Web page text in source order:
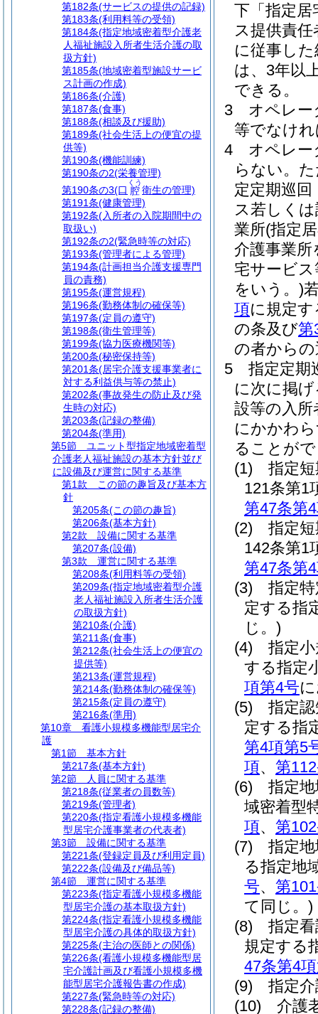
下「指定
ス提供責
に従事し
は、3年以
できる。
3
オペレー
等でなけ
4
オペレー
らない。
定定期巡
ス若しく
業所(指定
介護事業
宅サービス
をいう。)
項に規定
の条及び第
の者から
5
指定定期
に次に掲
設等の入
にかかわ
ることが
(1)
指定
121条第1
第47条第
(2)
指定
142条第1
第47条第
(3)
指定
定する指
じ。)
(4)
指定
する指定
項第4号
(5)
指定
定する指
第4項第5
項、 第
(6)
指定
域密着型
項、 第
(7)
指定
る指定地
号、 第
て同じ。)
(8)
指定
規定する
47条第4
(9)
指定
(10)
介護
第182条(サービスの提供の記録)
第183条(利用料等の受領)
第184条(指定地域密着型介護老
人福祉施設入所者生活介護の取
扱方針)
第185条(地域密着型施設サービ
ス計画の作成)
第186条(介護)
第187条(食事)
第188条(相談及び援助)
第189条(社会生活上の便宜の提
供等)
第190条(機能訓練)
第190条の2(栄養管理)
第190条の3(口 腔
くう
衛生の管理)
第191条(健康管理)
第192条(入所者の入院期間中の
取扱い)
第192条の2(緊急時等の対応)
第193条(管理者による管理)
第194条(計画担当介護支援専門
員の責務)
第195条(運営規程)
第196条(勤務体制の確保等)
第197条(定員の遵守)
第198条(衛生管理等)
第199条(協力医療機関等)
第200条(秘密保持等)
第201条(居宅介護支援事業者に
対する利益供与等の禁止)
第202条(事故発生の防止及び発
生時の対応)
第203条(記録の整備)
第204条(準用)
第5節
ユニット型指定地域密着型
介護老人福祉施設の基本方針並び
に設備及び運営に関する基準
第1款
この節の趣旨及び基本方
針
第205条(この節の趣旨)
第206条(基本方針)
第2款
設備に関する基準
第207条(設備)
第3款
運営に関する基準
第208条(利用料等の受領)
第209条(指定地域密着型介護
老人福祉施設入所者生活介護
の取扱方針)
第210条(介護)
第211条(食事)
第212条(社会生活上の便宜の
提供等)
第213条(運営規程)
第214条(勤務体制の確保等)
第215条(定員の遵守)
第216条(準用)
第10章
看護小規模多機能型居宅介
護
第1節
基本方針
第217条(基本方針)
第2節
人員に関する基準
第218条(従業者の員数等)
第219条(管理者)
第220条(指定看護小規模多機能
型居宅介護事業者の代表者)
第3節
設備に関する基準
第221条(登録定員及び利用定員)
第222条(設備及び備品等)
第4節
運営に関する基準
第223条(指定看護小規模多機能
型居宅介護の基本取扱方針)
第224条(指定看護小規模多機能
型居宅介護の具体的取扱方針)
第225条(主治の医師との関係)
第226条(看護小規模多機能型居
宅介護計画及び看護小規模多機
能型居宅介護報告書の作成)
第227条(緊急時等の対応)
第228条(記録の整備)